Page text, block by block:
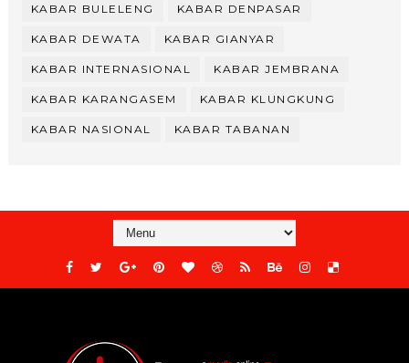
KABAR BULELENG KABAR DENPASAR
KABAR DEWATA KABAR GIANYAR
KABAR INTERNASIONAL KABAR JEMBRANA
KABAR KARANGASEM KABAR KLUNGKUNG
KABAR NASIONAL KABAR TABANAN